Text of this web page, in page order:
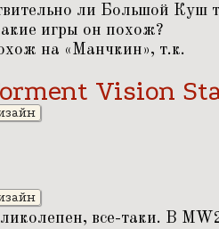
ли Большой Куш
игры он похож?
на « Манчкин», т.к.
Vision
все-таки. В